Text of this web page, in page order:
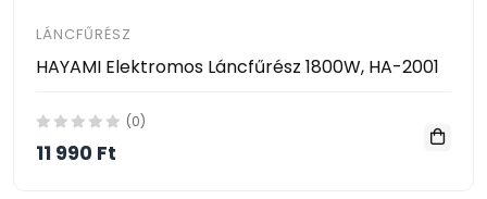
LÁNCFŰRÉSZ
HAYAMI Elektromos Láncfűrész 1800W, HA-2001
(0)
11 990 Ft